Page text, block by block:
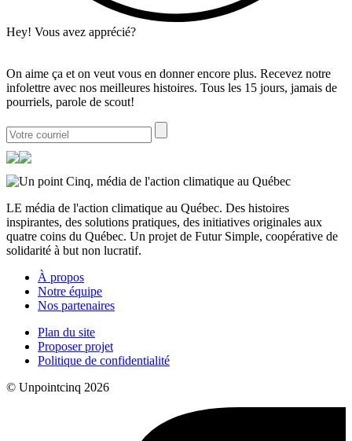
Hey! Vous avez apprécié?
On aime ça et on veut vous en donner encore plus. Recevez notre
infolettre avec nos meilleures histoires. Tous les 15 jours, jamais de
pourriels, parole de scout!
LE média de l'action climatique au Québec. Des histoires
inspirantes, des solutions pratiques, des initiatives originales aux
quatre coins du Québec. Un projet de Futur Simple, coopérative de
solidarité à but non lucratif.
À propos
Notre équipe
Nos partenaires
Plan du site
Proposer projet
Politique de confidentialité
© Unpointcinq 2026